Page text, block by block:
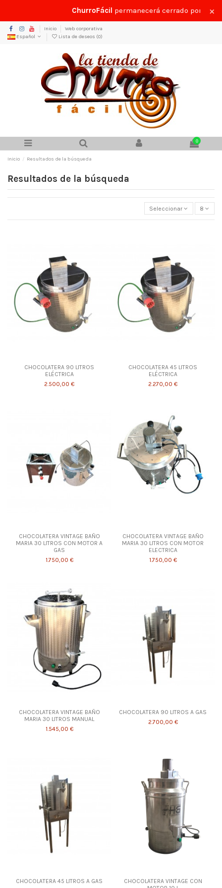
ChurroFácilpermanecerá cerrado por ×
Inicio
Web corporativa
Español
Lista de deseos (0)
0
Inicio Resultados de la búsqueda
Resultados de la búsqueda
Seleccionar 8
CHOCOLATERA 90 LITROS
ELÉCTRICA
2.500,00 €
CHOCOLATERA 45 LITROS
ELÉCTRICA
2.270,00 €
CHOCOLATERA VINTAGE BAÑO
MARIA 30 LITROS CON MOTOR A
GAS
1.750,00 €
CHOCOLATERA VINTAGE BAÑO
MARIA 30 LITROS CON MOTOR
ELECTRICA
1.750,00 €
CHOCOLATERA VINTAGE BAÑO
MARIA 30 LITROS MANUAL
1.545,00 €
CHOCOLATERA 90 LITROS A GAS
2.700,00 €
CHOCOLATERA 45 LITROS A GAS
CHOCOLATERA VINTAGE CON